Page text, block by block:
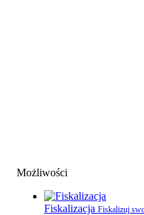
Możliwości
Fiskalizacja Fiskalizuj